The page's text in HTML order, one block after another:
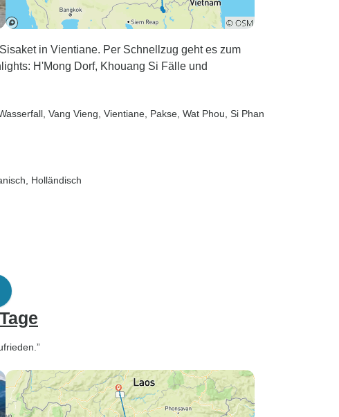
in Vientiane. Per Schnellzug geht es zum
H'Mong Dorf, Khouang Si Fälle und
, Vang Vieng , Vientiane , Pakse , Wat Phou , Si Phan
Holländisch